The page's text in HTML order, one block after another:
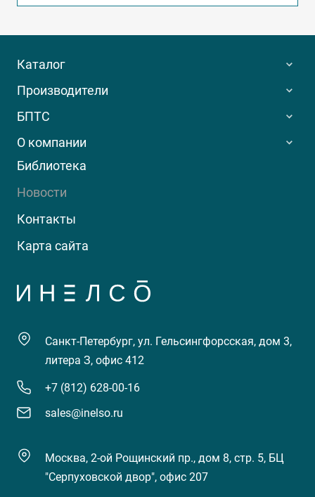
Каталог
Производители
БПТС
О компании
Библиотека
Новости
Контакты
Карта сайта
Санкт-Петербург, ул. Гельсингфорсская, дом 3,
литера З, офис 412
+7 (812) 628-00-16
sales@inelso.ru
Москва, 2-ой Рощинский пр., дом 8, стр. 5, БЦ
"Серпуховской двор", офис 207